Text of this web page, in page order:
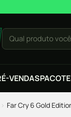
Qual produto você
VENDAS
› Far Cry 6 Gold